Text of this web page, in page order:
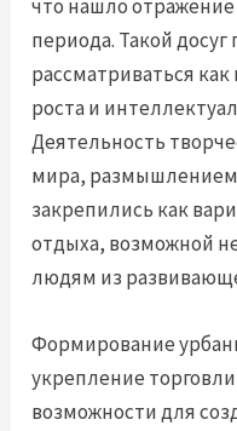
что нашло отражение
периода. Такой
рассматриваться
роста и
Деятельность
мира,
закрепились как
отдыха, возможной
людям из
Формирование
укрепление
возможности для